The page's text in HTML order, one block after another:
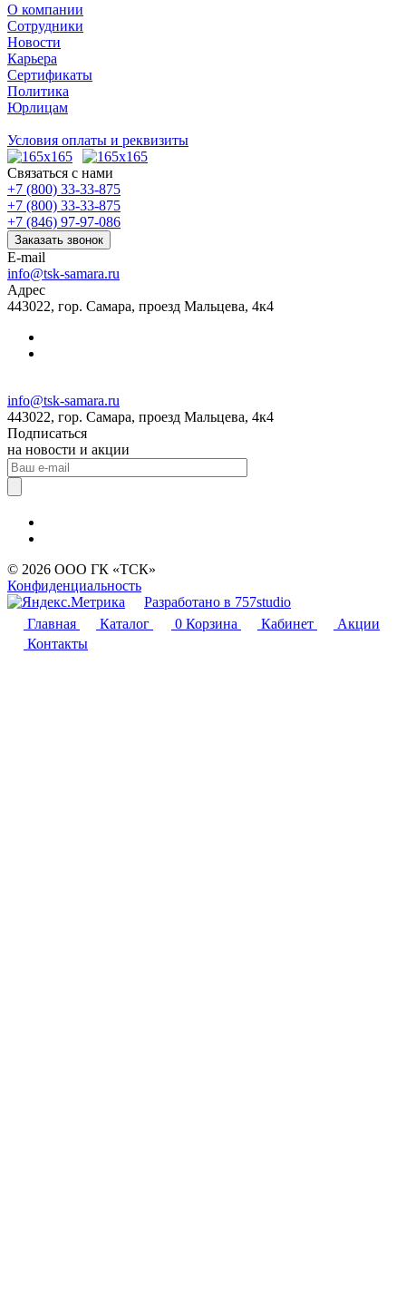
О компании
Сотрудники
Новости
Карьера
Сертификаты
Политика
Юрлицам
Условия оплаты и реквизиты
Связаться с нами
+7 (800) 33-33-875
+7 (800) 33-33-875
+7 (846) 97-97-086
Заказать звонок
E-mail
info@tsk-samara.ru
Адрес
443022, гор. Самара, проезд Мальцева, 4к4
info@tsk-samara.ru
443022, гор. Самара, проезд Мальцева, 4к4
Подписаться
на новости и акции
© 2026 ООО ГК «ТСК»
Конфиденциальность
Разработано в 757studio
Главная
Каталог 0 Корзина Кабинет
Акции
Контакты